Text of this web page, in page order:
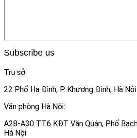
Subscribe us
Trụ sở:
22 Phố Hạ Đình, P. Khương Đình, Hà Nội
Văn phòng Hà Nội:
A28-A30 TT6 KĐT Văn Quán, Phố
Hà Nội